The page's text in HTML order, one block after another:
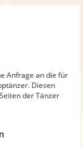
Anfrage an die für
Diesen
der Tänzer